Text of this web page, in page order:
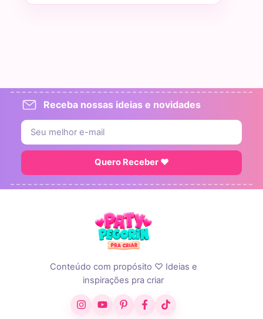
Receba nossas ideias e novidades
Quero Receber ♥
Conteúdo com propósito ♡ Ideias e
inspirações pra criar
InstagramYouTubePinterestFacebook
TikTok